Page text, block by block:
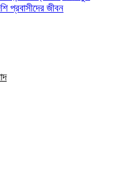
প্রবাসীদের জীবন